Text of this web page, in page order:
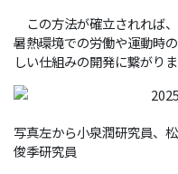
この方法が確立されれば
暑熱環境での労働や運動時
しい仕組みの開発に繋がりま
写真左から小泉潤研究員、
俊季研究員